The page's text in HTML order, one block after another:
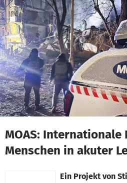
Zum Hauptinhalt springen
Erklärung zur Barrierefreiheit
MOAS:
Menschen in akuter
Ein Projekt von